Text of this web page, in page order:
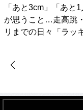
「あと3cm」「あと
が思うこと…走高跳
リまでの日々「ラッ